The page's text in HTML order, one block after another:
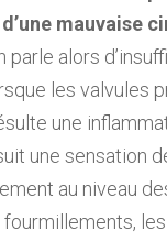
mauvaise
parle alors
les valvules
une
une sensation
au niveau